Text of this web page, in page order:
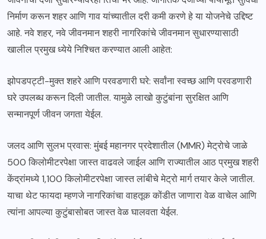
निर्माण करून शहर आणि गाव यांच्यातील दरी कमी करणे हे या योजनेचे उद्दिष्ट
आहे. नवे शहर, नवे जीवनमान शहरी नागरिकांचे जीवनमान सुधारण्यासाठी
खालील प्रमुख ध्येये निश्चित करण्यात आली आहेत:
झोपडपट्टी-मुक्त शहरे आणि परवडणारी घरे: सर्वांना स्वच्छ आणि परवडणारी
घरे उपलब्ध करून दिली जातील. यामुळे लाखो कुटुंबांना सुरक्षित आणि
सन्मानपूर्ण जीवन जगता येईल.
जलद आणि सुलभ प्रवास: मुंबई महानगर प्रदेशातील (MMR) मेट्रोचे जाळे
500 किलोमीटरपेक्षा जास्त वाढवले जाईल आणि राज्यातील आठ प्रमुख शहरी
केंद्रांमध्ये 1,100 किलोमीटरपेक्षा जास्त लांबीचे मेट्रो मार्ग तयार केले जातील.
याचा थेट फायदा म्हणजे नागरिकांचा वाहतूक कोंडीत जाणारा वेळ वाचेल आणि
त्यांना आपल्या कुटुंबासोबत जास्त वेळ घालवता येईल.